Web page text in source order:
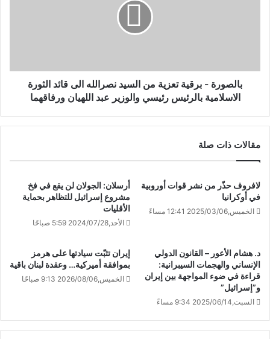
بالصورة - برقية تعزية من السيد نصرالله الى قائد الثورة
الاسلامية بالرئيس رئيسي والوزير عبد اللهيان ورفاقهما
مقالات ذات صلة
لافروف حذّر من نشر قوات أوروبية
في أوكرانيا
الخميس,2025/03/06 12:41 مساءً
أرسلان: الجولان لن يقع في فخ
مشروع إسرائيل للتظاهر بحماية
الأقليات
الأحد,2024/07/28 5:59 صباحًا
د. هشام الأعور – القانون الدولي
الإنساني والهجمات السيبرانية:
قراءة في ضوء المواجهة بين إيران
و”إسرائيل”
السبت,2025/06/14 9:34 مساءً
إيران تثبّت سيادتها على هرمز
بموافقة أميركية… وعقدة لبنان باقية
الخميس,2026/08/06 9:13 صباحًا